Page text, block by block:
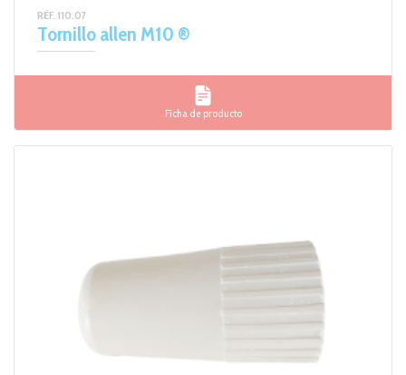
RÉF. 110.07
Tornillo allen M10 ®
Ficha de producto